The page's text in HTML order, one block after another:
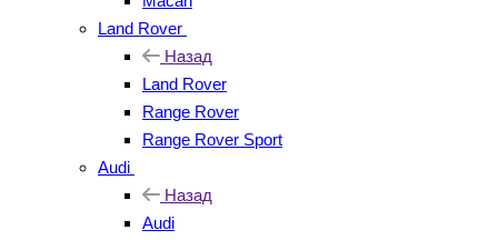
Land Rover
Назад
Land Rover
Range Rover
Range Rover Sport
Audi
Назад
Audi